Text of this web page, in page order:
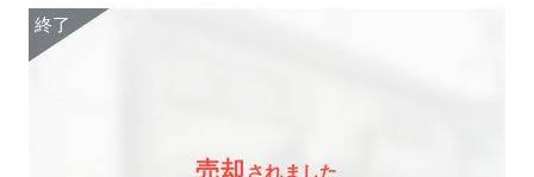
売却 されました